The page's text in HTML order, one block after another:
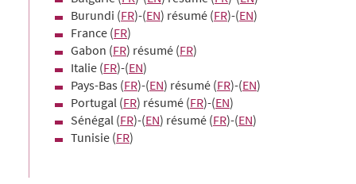
Burundi (FR)-(EN) résumé (FR)-(EN)
France (FR)
Gabon (FR) résumé (FR)
Italie (FR)-(EN)
Pays-Bas (FR)-(EN) résumé (FR)-(EN)
Portugal (FR) résumé (FR)-(EN)
Sénégal (FR)-(EN) résumé (FR)-(EN)
Tunisie (FR)